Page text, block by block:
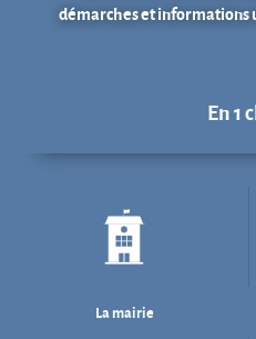
démarches et informations
En 1
La mairie